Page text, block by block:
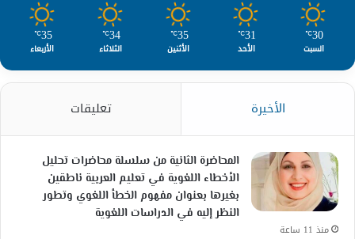
30
℃
السبت
31
℃
الأحد
35
℃
الأثنين
34
℃
الثلاثاء
35
℃
الأربعاء
الأخيرة تعليقات
المحاضرة الثانية من سلسلة محاضرات تحليل
الأخطاء اللغوية في تعليم العربية ناطقين
بغيرها بعنوان مفهوم الخطأ اللغوي وتطور
النظر إليه في الدراسات اللغوية
منذ 11 ساعة